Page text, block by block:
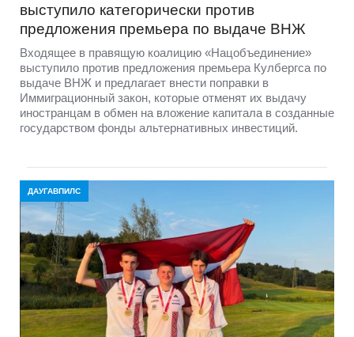
выступило категорически против
предложения премьера по выдаче ВНЖ
Входящее в правящую коалицию «Нацобъединение»
выступило против предложения премьера Кулбергса по
выдаче ВНЖ и предлагает внести поправки в
Иммиграционный закон, которые отменят их выдачу
иностранцам в обмен на вложение капитала в созданные
государством фонды альтернативных инвестиций.
ДАУГАВПИЛС